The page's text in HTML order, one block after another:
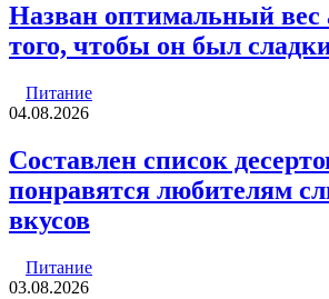
Назван оптимальный вес
того, чтобы он был
Питание
04.08.2026
Составлен список
понравятся любителям
вкусов
Питание
03.08.2026